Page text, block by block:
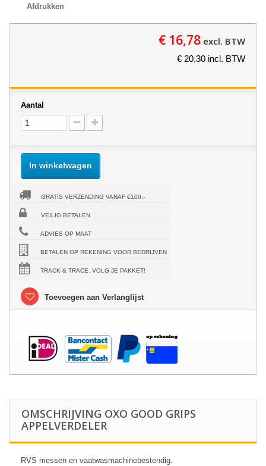
Afdrukken
€ 16,78 excl. BTW
€ 20,30 incl. BTW
Aantal
In winkelwagen
GRATIS VERZENDING VANAF €100,-
VEILIG BETALEN
ADVIES OP MAAT
BETALEN OP REKENING VOOR BEDRIJVEN
TRACK & TRACE, VOLG JE PAKKET!
Toevoegen aan Verlanglijst
OMSCHRIJVING OXO GOOD GRIPS
APPELVERDELER
RVS messen en vaatwasmachinebestendig.